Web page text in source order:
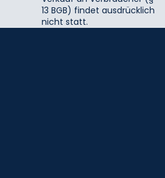
13 BGB) findet ausdrücklich
nicht statt.